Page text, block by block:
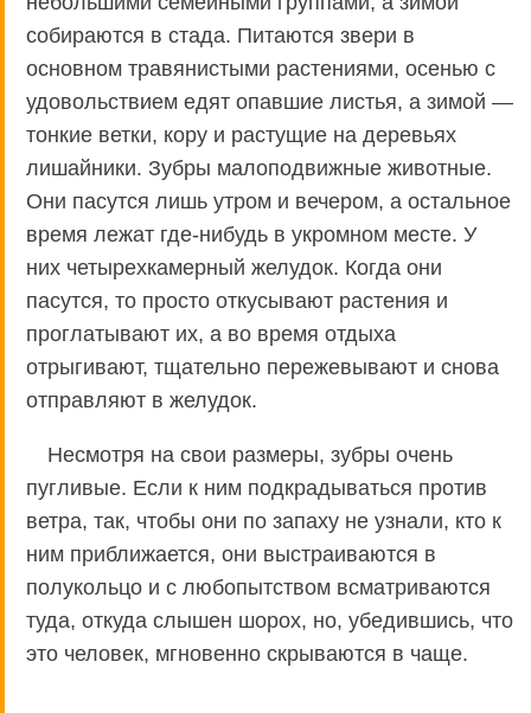
собираются в стада. Питаются звери в
основном травянистыми растениями, осенью с
удовольствием едят опавшие листья, а зимой —
тонкие ветки, кору и растущие на деревьях
лишайники. Зубры малоподвижные животные.
Они пасутся лишь утром и вечером, а остальное
время лежат где-нибудь в укромном месте. У
них четырехкамерный желудок. Когда они
пасутся, то просто откусывают растения и
проглатывают их, а во время отдыха
отрыгивают, тщательно пережевывают и снова
отправляют в желудок.
Несмотря на свои размеры, зубры очень
пугливые. Если к ним подкрадываться против
ветра, так, чтобы они по запаху не узнали, кто к
ним приближается, они выстраиваются в
полукольцо и с любопытством всматриваются
туда, откуда слышен шорох, но, убедившись, что
это человек, мгновенно скрываются в чаще.